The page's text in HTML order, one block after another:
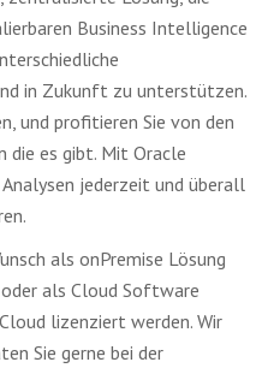
Business Intelligence
in Zukunft zu unterstützen.
und profitieren Sie von den
die es gibt. Mit Oracle
jederzeit und überall
als onPremise Lösung
als Cloud Software
lizenziert werden. Wir
Sie gerne bei der